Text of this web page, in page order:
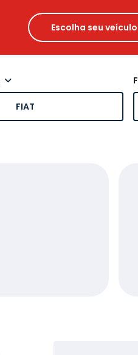
Escolha seu veículo
FIAT